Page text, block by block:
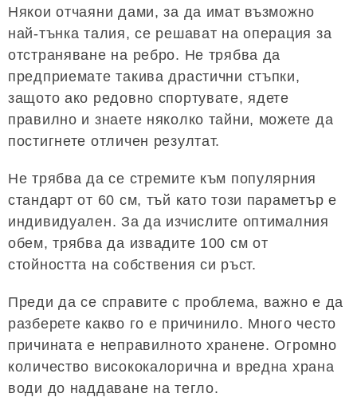
Някои отчаяни дами, за да имат възможно
най-тънка талия, се решават на операция за
отстраняване на ребро. Не трябва да
предприемате такива драстични стъпки,
защото ако редовно спортувате, ядете
правилно и знаете няколко тайни, можете да
постигнете отличен резултат.
Не трябва да се стремите към популярния
стандарт от 60 см, тъй като този параметър е
индивидуален. За да изчислите оптималния
обем, трябва да извадите 100 см от
стойността на собствения си ръст.
Преди да се справите с проблема, важно е да
разберете какво го е причинило. Много често
причината е неправилното хранене. Огромно
количество висококалорична и вредна храна
води до наддаване на тегло.